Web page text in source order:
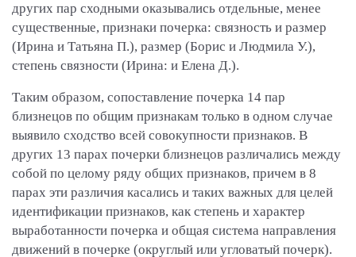
других пар сходными оказывались отдельные, менее
существенные, признаки почерка: связность и размер
(Ирина и Татьяна П.), размер (Борис и Людмила У.),
степень связности (Ирина: и Елена Д.).
Таким образом, сопоставление почерка 14 пар
близнецов по общим признакам только в одном случае
выявило сходство всей совокупности признаков. В
других 13 парах почерки близнецов различались между
собой по целому ряду общих признаков, причем в 8
парах эти различия касались и таких важных для целей
идентификации признаков, как степень и характер
выработанности почерка и общая система направления
движений в почерке (округлый или угловатый почерк).